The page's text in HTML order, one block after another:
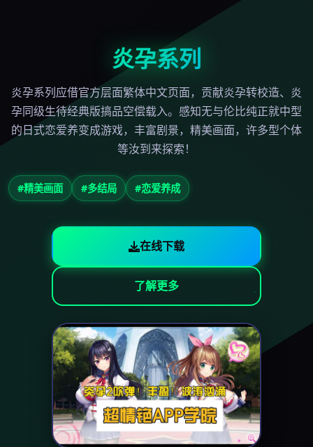
炎孕系列
炎孕系列应借官方层面繁体中文页面，贡献炎孕转校造、炎
孕同级生待经典版搞品空偿载入。感知无与伦比纯正就中型
的日式恋爱养变成游戏，丰富剧景，精美画面，许多型个体
等汝到来探索！
#精美画面 #多结局 #恋爱养成
在线下载
了解更多